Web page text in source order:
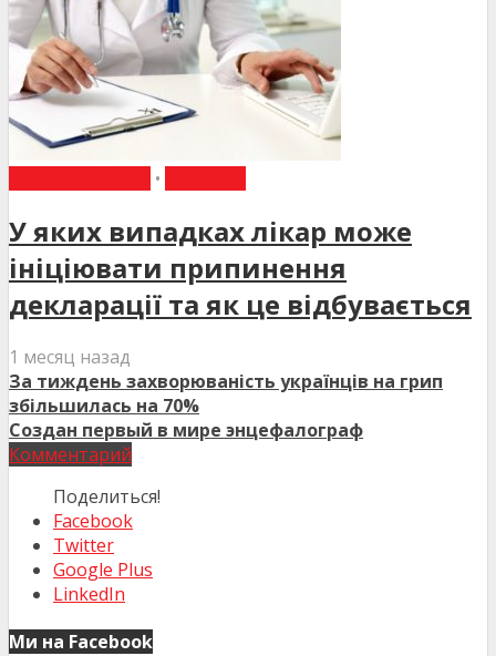
•
У яких випадках лікар може
ініціювати припинення
декларації та як це відбувається
1 месяц назад
За тиждень захворюваність українців на грип
збільшилась на 70%
Создан первый в мире энцефалограф
Комментарий
Поделиться!
Facebook
Twitter
Google Plus
LinkedIn
Ми на Facebook